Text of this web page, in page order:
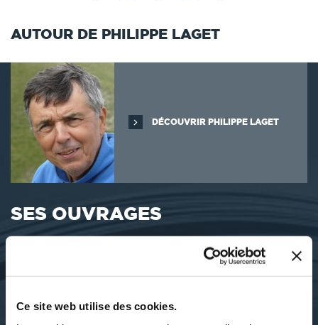
Ce site web utilise des cookies.
AUTOUR DE PHILIPPE LAGET
DÉCOUVRIR PHILIPPE LAGET
SES OUVRAGES